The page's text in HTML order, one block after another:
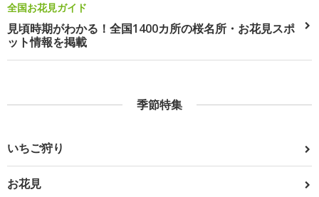
全国お花見ガイド
見頃時期がわかる！全国1400カ所の桜名所・お花見スポ
ット情報を掲載
季節特集
いちご狩り
お花見